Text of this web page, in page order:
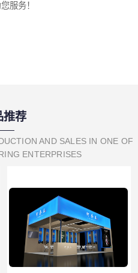
服务！
推荐
AND SALES IN ONE OF
ENTERPRISES